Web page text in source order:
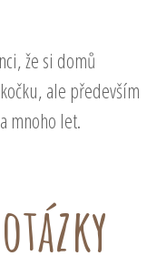
že si domů
ale především
mnoho let.